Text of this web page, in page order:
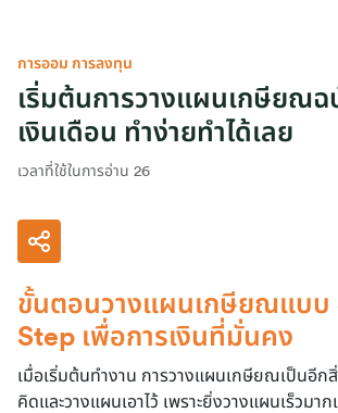
การออม การลงทุน
เริ่มต้นการวางแผนเกษียณ
เงินเดือน ทำง่ายทำได้เลย
เวลาที่ใช้ในการอ่าน 26
ขั้นตอนวางแผนเกษียณแบบ
Step เพื่อการเงินที่มั่นคง
เมื่อเริ่มต้นทำงาน การวางแผนเกษียณเป็นอีกสิ่
คิดและวางแผนเอาไว้ เพราะยิ่งวางแผนเร็วมาก